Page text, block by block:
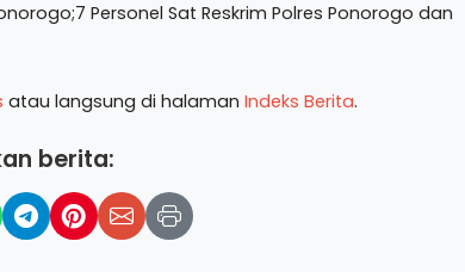
Personel Sat Reskrim Polres Ponorogo dan
atau langsung di halaman Indeks Berita.
berita: